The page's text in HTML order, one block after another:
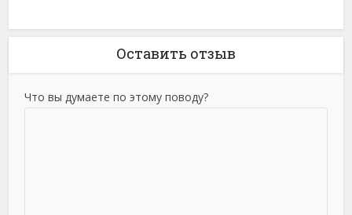
Оставить отзыв
Что вы думаете по этому поводу?